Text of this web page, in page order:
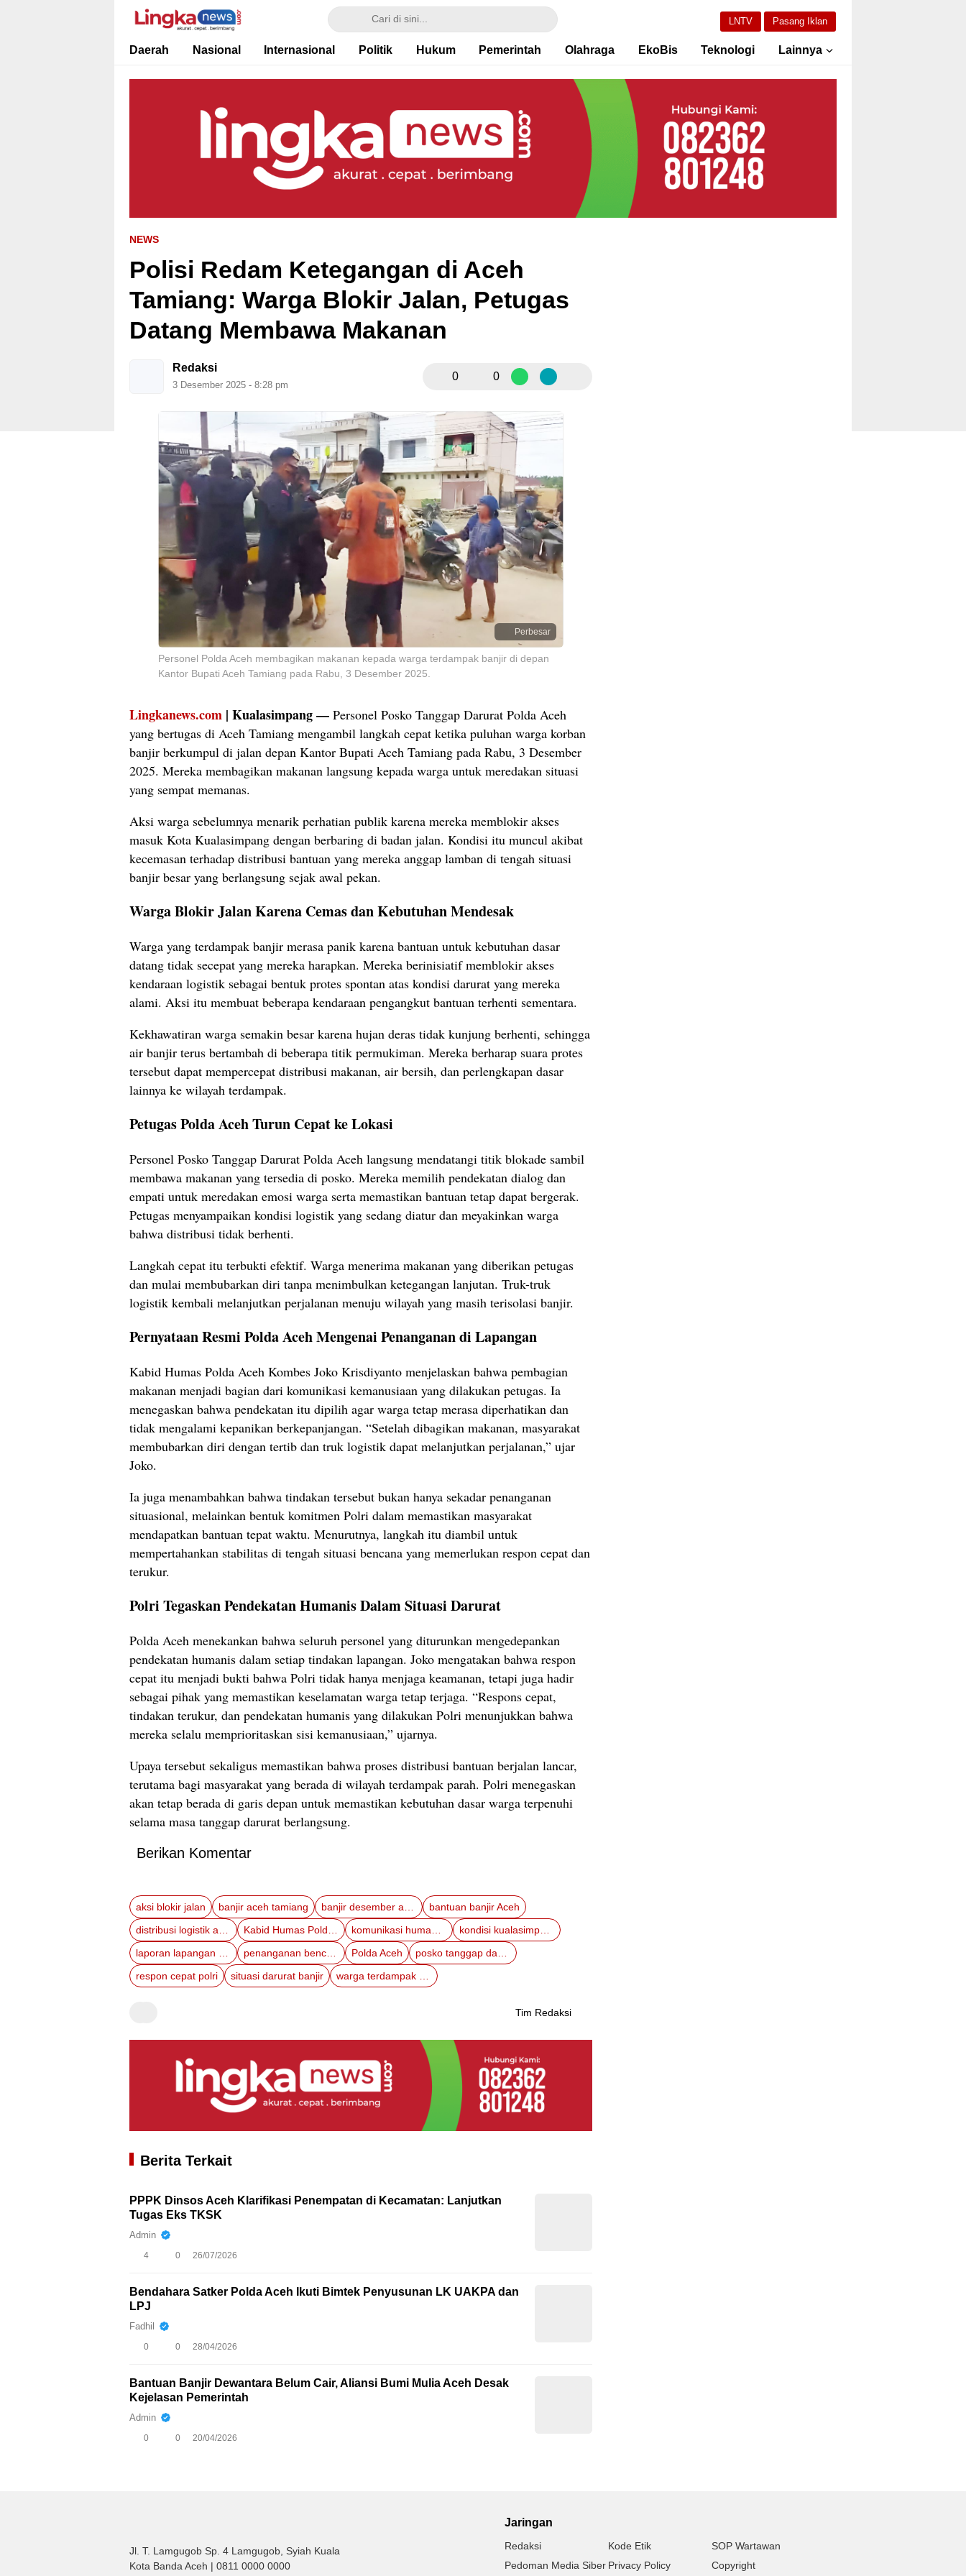
Lingkanews
Akurat. Cepat & Berimbang
LNTV Pasang Iklan
Daerah Nasional Internasional Politik Hukum Pemerintah Olahraga EkoBis Teknologi Lainnya
NEWS
Polisi Redam Ketegangan di Aceh
Tamiang: Warga Blokir Jalan, Petugas
Datang Membawa Makanan
Redaksi
3 Desember 2025 - 8:28 pm
0 0
Perbesar
Personel Polda Aceh membagikan makanan kepada warga terdampak banjir di depan
Kantor Bupati Aceh Tamiang pada Rabu, 3 Desember 2025.
Lingkanews.com | Kualasimpang — Personel Posko Tanggap Darurat Polda Aceh
yang bertugas di Aceh Tamiang mengambil langkah cepat ketika puluhan warga korban
banjir berkumpul di jalan depan Kantor Bupati Aceh Tamiang pada Rabu, 3 Desember
2025. Mereka membagikan makanan langsung kepada warga untuk meredakan situasi
yang sempat memanas.
Aksi warga sebelumnya menarik perhatian publik karena mereka memblokir akses
masuk Kota Kualasimpang dengan berbaring di badan jalan. Kondisi itu muncul akibat
kecemasan terhadap distribusi bantuan yang mereka anggap lamban di tengah situasi
banjir besar yang berlangsung sejak awal pekan.
Warga Blokir Jalan Karena Cemas dan Kebutuhan Mendesak
Warga yang terdampak banjir merasa panik karena bantuan untuk kebutuhan dasar
datang tidak secepat yang mereka harapkan. Mereka berinisiatif memblokir akses
kendaraan logistik sebagai bentuk protes spontan atas kondisi darurat yang mereka
alami. Aksi itu membuat beberapa kendaraan pengangkut bantuan terhenti sementara.
Kekhawatiran warga semakin besar karena hujan deras tidak kunjung berhenti, sehingga
air banjir terus bertambah di beberapa titik permukiman. Mereka berharap suara protes
tersebut dapat mempercepat distribusi makanan, air bersih, dan perlengkapan dasar
lainnya ke wilayah terdampak.
Petugas Polda Aceh Turun Cepat ke Lokasi
Personel Posko Tanggap Darurat Polda Aceh langsung mendatangi titik blokade sambil
membawa makanan yang tersedia di posko. Mereka memilih pendekatan dialog dan
empati untuk meredakan emosi warga serta memastikan bantuan tetap dapat bergerak.
Petugas menyampaikan kondisi logistik yang sedang diatur dan meyakinkan warga
bahwa distribusi tidak berhenti.
Langkah cepat itu terbukti efektif. Warga menerima makanan yang diberikan petugas
dan mulai membubarkan diri tanpa menimbulkan ketegangan lanjutan. Truk-truk
logistik kembali melanjutkan perjalanan menuju wilayah yang masih terisolasi banjir.
Pernyataan Resmi Polda Aceh Mengenai Penanganan di Lapangan
Kabid Humas Polda Aceh Kombes Joko Krisdiyanto menjelaskan bahwa pembagian
makanan menjadi bagian dari komunikasi kemanusiaan yang dilakukan petugas. Ia
menegaskan bahwa pendekatan itu dipilih agar warga tetap merasa diperhatikan dan
tidak mengalami kepanikan berkepanjangan. “Setelah dibagikan makanan, masyarakat
membubarkan diri dengan tertib dan truk logistik dapat melanjutkan perjalanan,” ujar
Joko.
Ia juga menambahkan bahwa tindakan tersebut bukan hanya sekadar penanganan
situasional, melainkan bentuk komitmen Polri dalam memastikan masyarakat
mendapatkan bantuan tepat waktu. Menurutnya, langkah itu diambil untuk
mempertahankan stabilitas di tengah situasi bencana yang memerlukan respon cepat dan
terukur.
Polri Tegaskan Pendekatan Humanis Dalam Situasi Darurat
Polda Aceh menekankan bahwa seluruh personel yang diturunkan mengedepankan
pendekatan humanis dalam setiap tindakan lapangan. Joko mengatakan bahwa respon
cepat itu menjadi bukti bahwa Polri tidak hanya menjaga keamanan, tetapi juga hadir
sebagai pihak yang memastikan keselamatan warga tetap terjaga. “Respons cepat,
tindakan terukur, dan pendekatan humanis yang dilakukan Polri menunjukkan bahwa
mereka selalu memprioritaskan sisi kemanusiaan,” ujarnya.
Upaya tersebut sekaligus memastikan bahwa proses distribusi bantuan berjalan lancar,
terutama bagi masyarakat yang berada di wilayah terdampak parah. Polri menegaskan
akan tetap berada di garis depan untuk memastikan kebutuhan dasar warga terpenuhi
selama masa tanggap darurat berlangsung.
Berikan Komentar
aksi blokir jalan banjir aceh tamiang
bantuan banjir Aceh
Polda Aceh
respon cepat polri
situasi darurat banjir
Tim Redaksi
Berita Terkait
PPPK Dinsos Aceh Klarifikasi Penempatan di Kecamatan: Lanjutkan
Tugas Eks TKSK
Admin
4 0 26/07/2026
Bendahara Satker Polda Aceh Ikuti Bimtek Penyusunan LK UAKPA dan
LPJ
Fadhil
0 0 28/04/2026
Bantuan Banjir Dewantara Belum Cair, Aliansi Bumi Mulia Aceh Desak
Kejelasan Pemerintah
Admin
0 0 20/04/2026
Jl. T. Lamgugob Sp. 4 Lamgugob, Syiah Kuala
Kota Banda Aceh | 0811 0000 0000
Jaringan
Redaksi Kode Etik
SOP Wartawan
Pedoman Media Siber Privacy Policy Copyright